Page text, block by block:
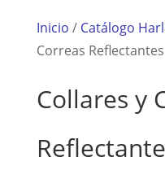
Inicio / Catálogo
Correas Reflectantes
Collares y